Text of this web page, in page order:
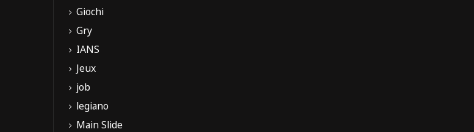
Giochi
Gry
IANS
Jeux
job
legiano
Main Slide